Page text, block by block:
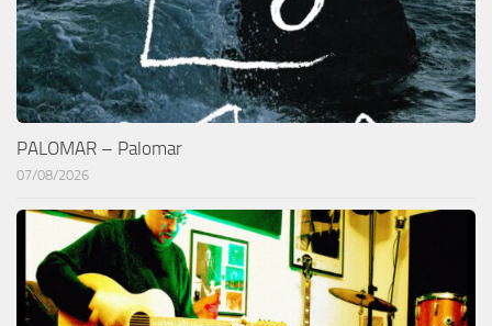
PALOMAR – Palomar
07/08/2026